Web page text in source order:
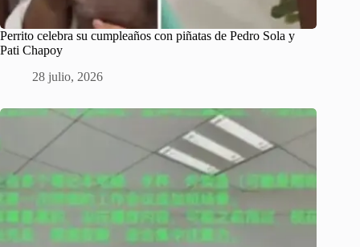
Perrito celebra su cumpleaños con piñatas de Pedro Sola y
Pati Chapoy
28 julio, 2026